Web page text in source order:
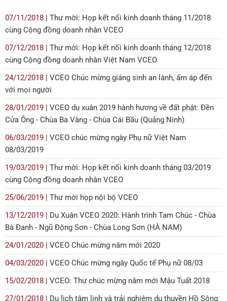
07/11/2018 | Thư mời: Họp kết nối kinh doanh tháng 11/2018
cùng Cộng đồng doanh nhân VCEO
07/12/2018 | Thư mời: Họp kết nối kinh doanh tháng 12/2018
cùng Cộng đồng doanh nhân Việt Nam VCEO
24/12/2018 | VCEO Chúc mừng giáng sinh an lành, ấm áp đến
với mọi người
28/01/2019 | VCEO du xuân 2019 hành hương về đất phật: Đền
Cửa Ông - Chùa Ba Vàng - Chùa Cái Bầu (Quảng Ninh)
06/03/2019 | VCEO chúc mừng ngày Phụ nữ Việt Nam
08/03/2019
19/03/2019 | Thư mời: Họp kết nối kinh doanh tháng 03/2019
cùng Cộng đồng doanh nhân VCEO
25/06/2019 | Thư mời họp nội bộ VCEO
13/12/2019 | Du Xuân VCEO 2020: Hành trình Tam Chúc - Chùa
Bà Đanh - Ngũ Động Sơn - Chùa Long Sơn (HÀ NAM)
24/01/2020 | VCEO Chúc mừng năm mới 2020
04/03/2020 | VCEO Chúc mừng ngày Quốc tế Phụ nữ 08/03
15/02/2018 | VCEO: Thư chúc mừng năm mới Mậu Tuất 2018
27/01/2018 | Du lịch tâm linh và trải nghiệm du thuyền Hồ Sông